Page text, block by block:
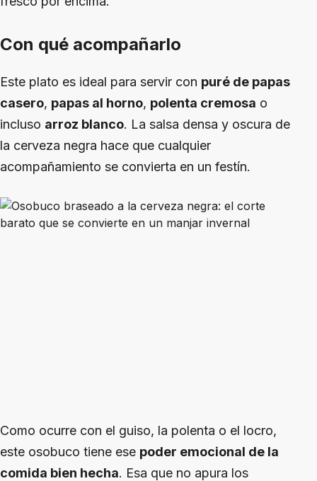
Con qué acompañarlo
Este plato es ideal para servir con puré de papas
casero, papas al horno, polenta cremosa o
incluso arroz blanco. La salsa densa y oscura de
la cerveza negra hace que cualquier
acompañamiento se convierta en un festín.
Como ocurre con el guiso, la polenta o el locro,
este osobuco tiene ese poder emocional de la
comida bien hecha. Esa que no apura los